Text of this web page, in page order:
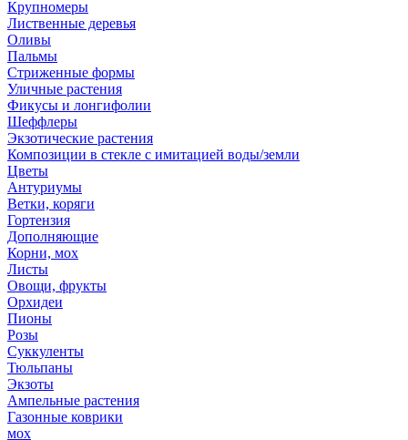
Крупномеры
Лиственные деревья
Оливы
Пальмы
Стриженные формы
Уличные растения
Фикусы и лонгифолии
Шеффлеры
Экзотические растения
Композиции в стекле с имитацией воды/земли
Цветы
Антуриумы
Ветки, коряги
Гортензия
Дополняющие
Корни, мох
Листы
Овощи, фрукты
Орхидеи
Пионы
Розы
Суккуленты
Тюльпаны
Экзоты
Ампельные растения
Газонные коврики
мох